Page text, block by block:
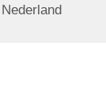
Nederland